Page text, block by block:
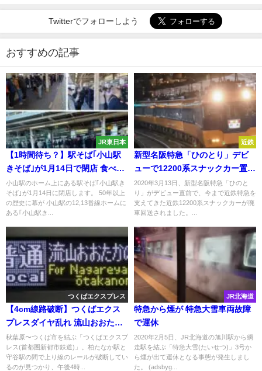
Twitterでフォローしよう
おすすめの記事
JR東日本
【1時間待ち？】駅そば｢小山駅
きそば｣が1月14日で閉店 食べ納
めで多くのファン殺到 50人超え
の大行列に
小山駅のホーム上にある駅そば｢小山駅き
そば｣が1月14日に閉店します。 50年以上
の歴史に幕が 小山駅の12,13番線ホームに
ある｢小山駅き...
近鉄
新型名阪特急「ひのとり」デビ
ューで12200系スナックカー置き
換え始まる NS35・36編成が廃
車回送
2020年3月13日、新型名阪特急「ひのと
り」がデビュー直前で、今まで近鉄特急を
支えてきた近鉄12200系スナックカーが廃
車回送されました。...
つくばエクスプレス
【4cm線路破断】つくばエクス
プレスダイヤ乱れ 流山おおたか
の森行き
秋葉原〜つくば市を結ぶ「つくばエクスプ
レス(首都圏新都市鉄道)」。柏たなか駅と
守谷駅の間で上り線のレールが破断してい
るのが見つかり、午後4時...
JR北海道
特急から煙が 特急大雪車両故障
で運休
2020年2月5日、JR北海道の旭川駅から網
走駅を結ぶ「特急大雪(たいせつ)」3号か
ら煙が出て運休となる事態が発生しまし
た。 (adsbyg...